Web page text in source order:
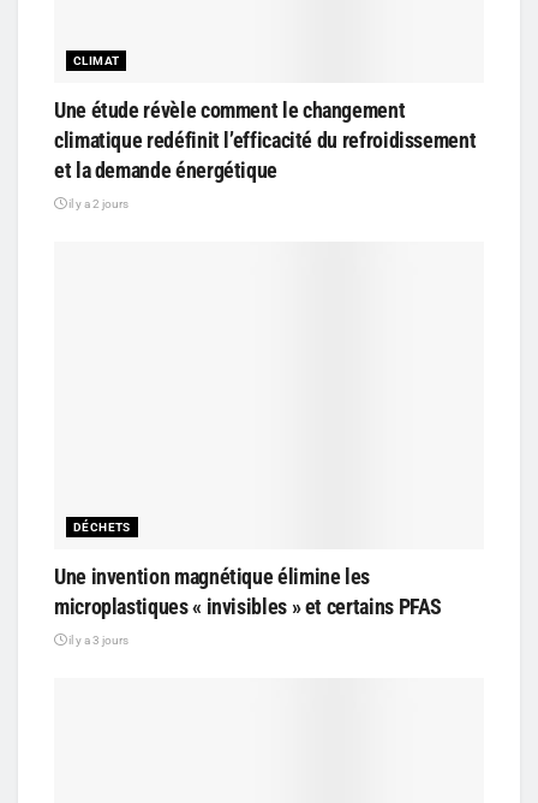
CLIMAT
Une étude révèle comment le changement
climatique redéfinit l’efficacité du refroidissement
et la demande énergétique
il y a 2 jours
DÉCHETS
Une invention magnétique élimine les
microplastiques « invisibles » et certains PFAS
il y a 3 jours